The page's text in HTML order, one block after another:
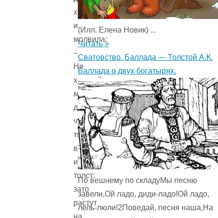
хвастает,
и
молвила:
–
Не
хвастай
много,
дубище,
что
ты
велик
и
толст:
зато
растут
на
(Илл. Елена Новик) ...
Читать »
Сватовство. Баллада — Толстой А.К.
Баллада о двух богатырях.
По вешнему по складуМы песню
завели,Ой ладо, диди-ладо!Ой ладо,
лель-люли!2Поведай, песня наша,На